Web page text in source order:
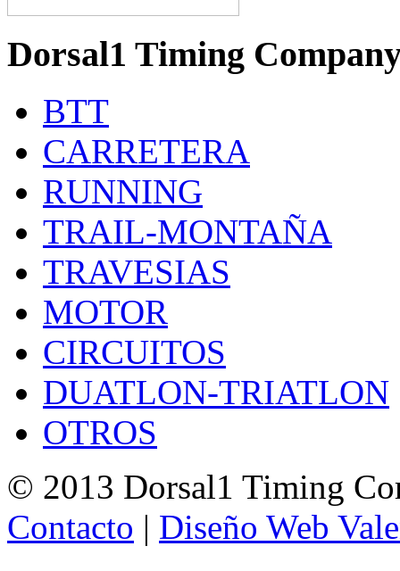
Dorsal1 Timing
BTT
CARRETERA
RUNNING
TRAIL-MONTAÑA
TRAVESIAS
MOTOR
CIRCUITOS
DUATLON-TRIATLON
OTROS
© 2013 Dorsal1 Timing
Contacto | Diseño Web